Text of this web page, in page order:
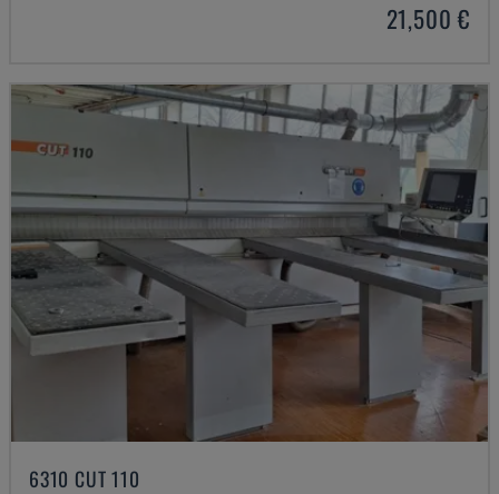
21,500 €
6310 CUT 110